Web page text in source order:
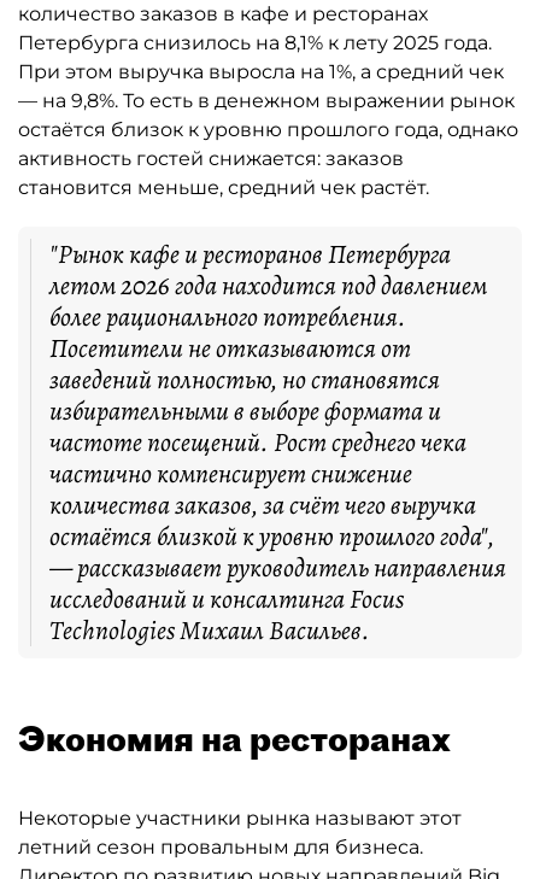
количество заказов в кафе и ресторанах
Петербурга снизилось на 8,1% к лету 2025 года.
При этом выручка выросла на 1%, а средний чек
— на 9,8%. То есть в денежном выражении рынок
остаётся близок к уровню прошлого года, однако
активность гостей снижается: заказов
становится меньше, средний чек растёт.
"Рынок кафе и ресторанов Петербурга
летом 2026 года находится под давлением
более рационального потребления.
Посетители не отказываются от
заведений полностью, но становятся
избирательными в выборе формата и
частоте посещений. Рост среднего чека
частично компенсирует снижение
количества заказов, за счёт чего выручка
остаётся близкой к уровню прошлого года",
— рассказывает руководитель направления
исследований и консалтинга Focus
Technologies Михаил Васильев.
Экономия на ресторанах
Некоторые участники рынка называют этот
летний сезон провальным для бизнеса.